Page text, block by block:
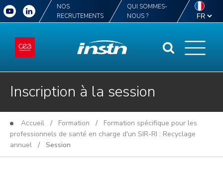
NOS
RECRUTEMENTS
QUI SOMMES-
NOUS ?
Inscription à la session
Accueil / Formation / Formation spécifique pour les
professionnels de santé en charge d'un SIR-RI : Recyclage
annuel / Session